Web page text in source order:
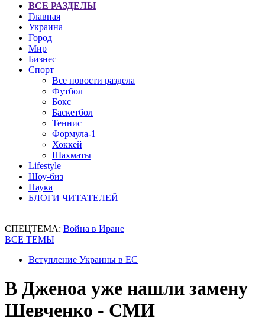
ВСЕ РАЗДЕЛЫ
Главная
Украина
Город
Мир
Бизнес
Спорт
Все новости раздела
Футбол
Бокс
Баскетбол
Теннис
Формула-1
Хоккей
Шахматы
Lifestyle
Шоу-биз
Наука
БЛОГИ ЧИТАТЕЛЕЙ
СПЕЦТЕМА: Война в Иране
ВСЕ ТЕМЫ
Вступление Украины в ЕС
В Дженоа уже нашли замену
Шевченко - СМИ